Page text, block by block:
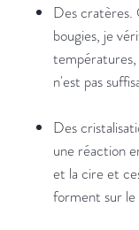
Des cratères.
bougies, je
températures,
n'est pas
Des
une réaction
et la cire et
forment sur le